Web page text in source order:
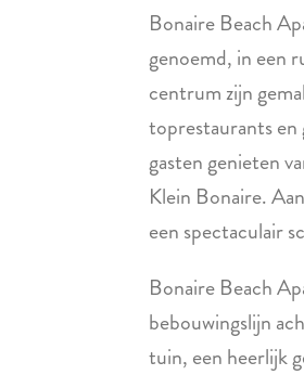
Bonaire Beach
genoemd, in een
centrum zijn
toprestaurants en
gasten genieten
Klein Bonaire.
een spectaculair
Bonaire Beach
bebouwingslijn
tuin, een heerlijk